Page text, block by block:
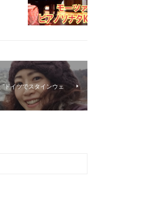
ドイツでスタインウェ